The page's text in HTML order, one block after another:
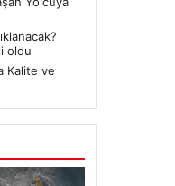
oldu
Kalite ve